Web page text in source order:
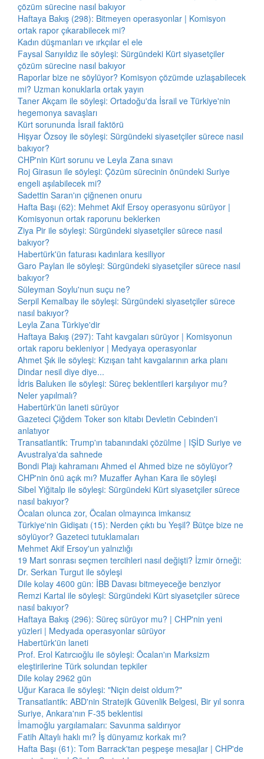
çözüm sürecine nasıl bakıyor
Haftaya Bakış (298): Bitmeyen operasyonlar | Komisyon
ortak rapor çıkarabilecek mi?
Kadın düşmanları ve ırkçılar el ele
Faysal Sarıyıldız ile söyleşi: Sürgündeki Kürt siyasetçiler
çözüm sürecine nasıl bakıyor
Raporlar bize ne söylüyor? Komisyon çözümde uzlaşabilecek
mi? Uzman konuklarla ortak yayın
Taner Akçam ile söyleşi: Ortadoğu'da İsrail ve Türkiye'nin
hegemonya savaşları
Kürt sorununda İsrail faktörü
Hişyar Özsoy ile söyleşi: Sürgündeki siyasetçiler sürece nasıl
bakıyor?
CHP'nin Kürt sorunu ve Leyla Zana sınavı
Roj Girasun ile söyleşi: Çözüm sürecinin önündeki Suriye
engeli aşılabilecek mi?
Sadettin Saran'ın çiğnenen onuru
Hafta Başı (62): Mehmet Akif Ersoy operasyonu sürüyor |
Komisyonun ortak raporunu beklerken
Ziya Pir ile söyleşi: Sürgündeki siyasetçiler sürece nasıl
bakıyor?
Habertürk'ün faturası kadınlara kesiliyor
Garo Paylan ile söyleşi: Sürgündeki siyasetçiler sürece nasıl
bakıyor?
Süleyman Soylu'nun suçu ne?
Serpil Kemalbay ile söyleşi: Sürgündeki siyasetçiler sürece
nasıl bakıyor?
Leyla Zana Türkiye'dir
Haftaya Bakış (297): Taht kavgaları sürüyor | Komisyonun
ortak raporu bekleniyor | Medyaya operasyonlar
Ahmet Şık ile söyleşi: Kızışan taht kavgalarının arka planı
Dindar nesil diye diye...
İdris Baluken ile söyleşi: Süreç beklentileri karşılıyor mu?
Neler yapılmalı?
Habertürk'ün laneti sürüyor
Gazeteci Çiğdem Toker son kitabı Devletin Cebinden'i
anlatıyor
Transatlantik: Trump'ın tabanındaki çözülme | IŞİD Suriye ve
Avustralya'da sahnede
Bondi Plajı kahramanı Ahmed el Ahmed bize ne söylüyor?
CHP'nin önü açık mı? Muzaffer Ayhan Kara ile söyleşi
Sibel Yiğitalp ile söyleşi: Sürgündeki Kürt siyasetçiler sürece
nasıl bakıyor?
Öcalan olunca zor, Öcalan olmayınca imkansız
Türkiye'nin Gidişatı (15): Nerden çıktı bu Yeşil? Bütçe bize ne
söylüyor? Gazeteci tutuklamaları
Mehmet Akif Ersoy'un yalnızlığı
19 Mart sonrası seçmen tercihleri nasıl değişti? İzmir örneği:
Dr. Serkan Turgut ile söyleşi
Dile kolay 4600 gün: İBB Davası bitmeyeceğe benziyor
Remzi Kartal ile söyleşi: Sürgündeki Kürt siyasetçiler sürece
nasıl bakıyor?
Haftaya Bakış (296): Süreç sürüyor mu? | CHP'nin yeni
yüzleri | Medyada operasyonlar sürüyor
Habertürk'ün laneti
Prof. Erol Katırcıoğlu ile söyleşi: Öcalan'ın Marksizm
eleştirilerine Türk solundan tepkiler
Dile kolay 2962 gün
Uğur Karaca ile söyleşi: "Niçin deist oldum?"
Transatlantik: ABD'nin Stratejik Güvenlik Belgesi, Bir yıl sonra
Suriye, Ankara'nın F-35 beklentisi
İmamoğlu yargılamaları: Savunma saldırıyor
Fatih Altaylı haklı mı? İş dünyamız korkak mı?
Hafta Başı (61): Tom Barrack'tan peşpeşe mesajlar | CHP'de